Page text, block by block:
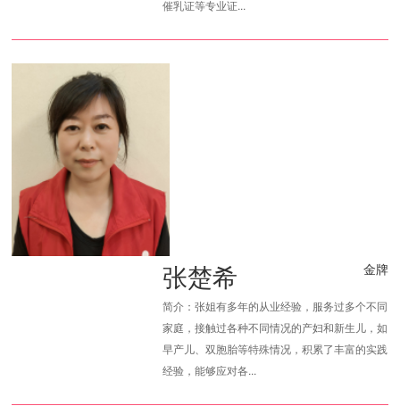
催乳证等专业证...
张楚希 金牌
简介：张姐有多年的从业经验，服务过多个不同
家庭，接触过各种不同情况的产妇和新生儿，如
早产儿、双胞胎等特殊情况，积累了丰富的实践
经验，能够应对各...